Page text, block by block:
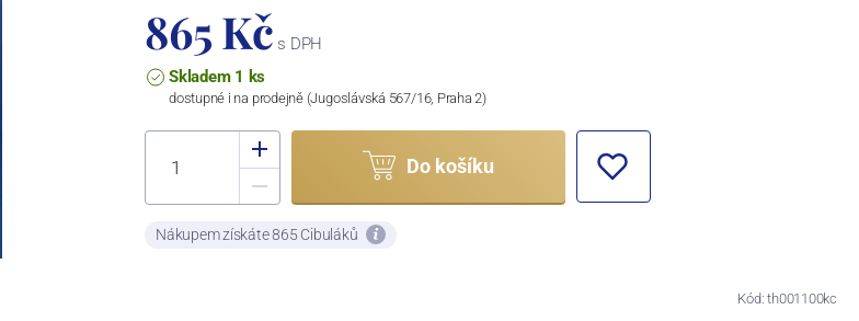
865 Kč s DPH
Skladem 1 ks
dostupné i na prodejně (Jugoslávská 567/16, Praha 2)
Do košíku
Nákupem získáte 865 Cibuláků
Kód: th001100kc